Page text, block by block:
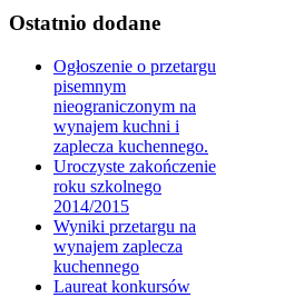
Ostatnio dodane
Ogłoszenie o przetargu
pisemnym
nieograniczonym na
wynajem kuchni i
zaplecza kuchennego.
Uroczyste zakończenie
roku szkolnego
2014/2015
Wyniki przetargu na
wynajem zaplecza
kuchennego
Laureat konkursów